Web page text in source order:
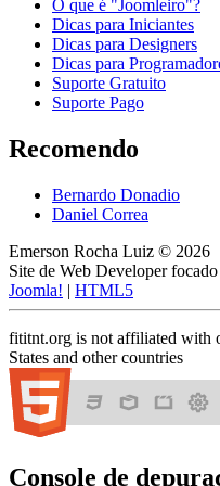
O que é "Joomleiro"?
Dicas para Iniciantes
Dicas para Designers
Dicas para
Suporte Gratuito
Suporte Pago
Recomendo
Bernardo Donadio
Daniel Correa
Emerson Rocha Luiz © 2026
Site de Web Developer
Joomla! | HTML5
fititnt.org is not affiliated with
States and other countries
Console de